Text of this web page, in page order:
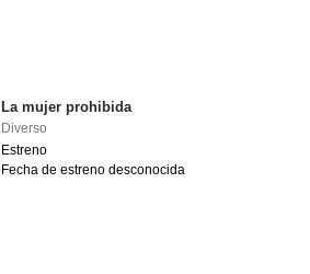
La mujer prohibida
Diverso
Estreno
Fecha de estreno desconocida